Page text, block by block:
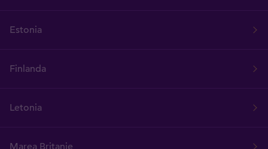
Estonia
Finlanda
Letonia